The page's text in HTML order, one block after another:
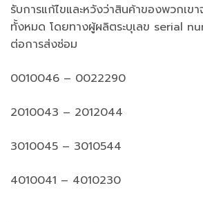
รับการแก้ไขและหวังว่าสินค้าของพวกเขา
ทั้งหมด โดยทางผู้ผลิตระบุเลข serial
ต่อการส่งซ่อม
0010046 – 0022290
2010043 – 2012044
3010045 – 3010544
4010041 – 4010230